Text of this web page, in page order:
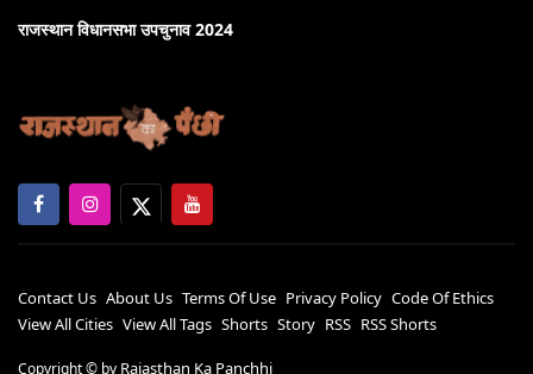
राजस्थान विधानसभा उपचुनाव 2024
Contact Us About Us Terms Of Use Privacy Policy Code Of Ethics
View All Cities View All Tags Shorts Story RSS RSS Shorts
Copyright © by Rajasthan Ka Panchhi